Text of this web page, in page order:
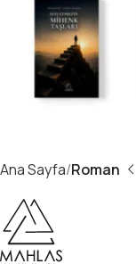
Ana Sayfa Roman